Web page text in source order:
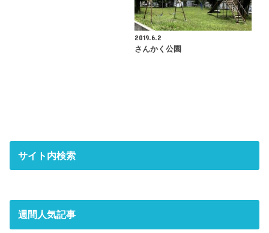
2019.6.2
さんかく公園
サイト内検索
週間人気記事